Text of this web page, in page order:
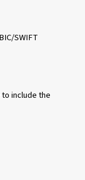
SWIFT
include the